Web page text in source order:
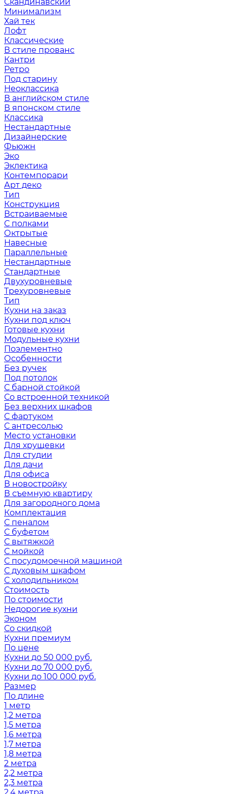
Минимализм
Хай тек
Лофт
Классические
В стиле прованс
Кантри
Ретро
Под старину
Неоклассика
В английском стиле
В японском стиле
Классика
Нестандартные
Дизайнерские
Фьюжн
Эко
Эклектика
Контемпорари
Арт деко
Тип
Конструкция
Встраиваемые
С полками
Октрытые
Навесные
Параллельные
Нестандартные
Стандартные
Двухуровневые
Трехуровневые
Тип
Кухни на заказ
Кухни под ключ
Готовые кухни
Модульные кухни
Поэлементно
Особенности
Без ручек
Под потолок
С барной стойкой
Со встроенной техникой
Без верхних шкафов
С фартуком
С антресолью
Место установки
Для хрущевки
Для студии
Для дачи
Для офиса
В новостройку
В съемную квартиру
Для загородного дома
Комплектация
С пеналом
С буфетом
С вытяжкой
С мойкой
С посудомоечной машиной
С духовым шкафом
С холодильником
Стоимость
По стоимости
Недорогие кухни
Эконом
Со скидкой
Кухни премиум
По цене
Кухни до 50 000 руб.
Кухни до 70 000 руб.
Кухни до 100 000 руб.
Размер
По длине
1 метр
1,2 метра
1,5 метра
1,6 метра
1,7 метра
1,8 метра
2 метра
2,2 метра
2,3 метра